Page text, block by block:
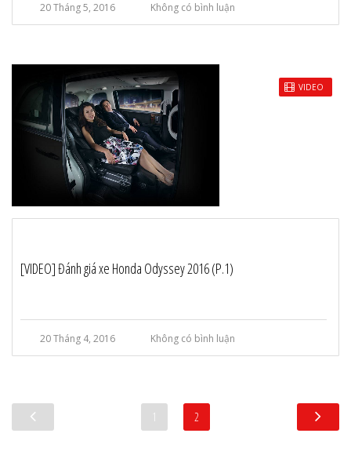
20 Tháng 5, 2016 Không có bình luận
VIDEO
[VIDEO] Đánh giá xe Honda Odyssey 2016 (P.1)
20 Tháng 4, 2016 Không có bình luận
1 2